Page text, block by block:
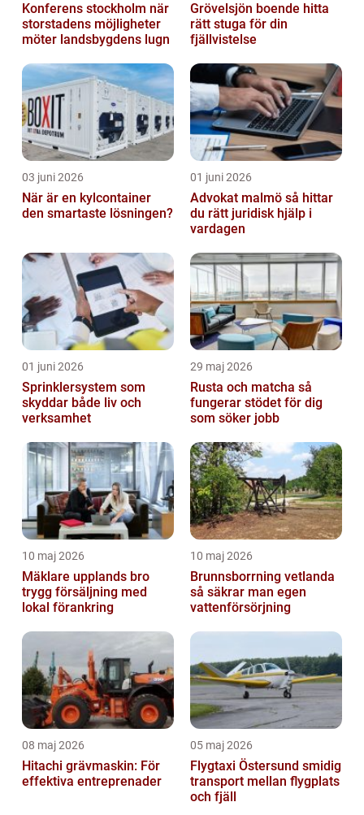
Konferens stockholm när
storstadens möjligheter
möter landsbygdens lugn
Grövelsjön boende hitta
rätt stuga för din
fjällvistelse
03 juni 2026
När är en kylcontainer
den smartaste lösningen?
01 juni 2026
Advokat malmö så hittar
du rätt juridisk hjälp i
vardagen
01 juni 2026
Sprinklersystem som
skyddar både liv och
verksamhet
29 maj 2026
Rusta och matcha så
fungerar stödet för dig
som söker jobb
10 maj 2026
Mäklare upplands bro
trygg försäljning med
lokal förankring
10 maj 2026
Brunnsborrning vetlanda
så säkrar man egen
vattenförsörjning
08 maj 2026
Hitachi grävmaskin: För
effektiva entreprenader
05 maj 2026
Flygtaxi Östersund smidig
transport mellan flygplats
och fjäll